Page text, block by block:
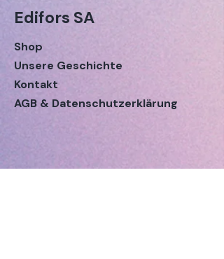
Edifors SA
Shop
Unsere Geschichte
Kontakt
AGB & Datenschutzerklärung